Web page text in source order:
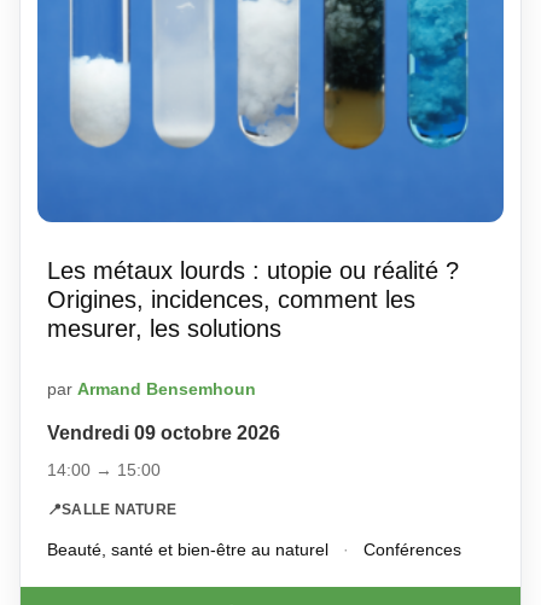
Les métaux lourds : utopie ou réalité ?
Origines, incidences, comment les
mesurer, les solutions
par Armand Bensemhoun
Vendredi 09 octobre 2026
14:00 → 15:00
📍SALLE NATURE
Beauté, santé et bien-être au naturel · Conférences